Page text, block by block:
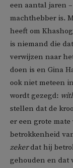
een aantal jaren
machthebber is.
heeft om
is niemand die
verwijzen naar
doen is en Gina
ook niet meteen
wordt gezegd:
stellen dat de
er een grote
betrokkenheid
zekerdat hij
gehouden en dat